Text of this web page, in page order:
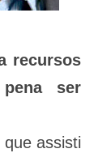
recursos
ser
assisti